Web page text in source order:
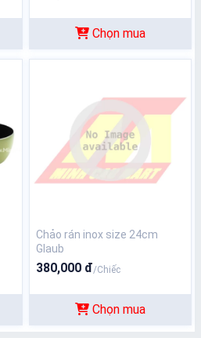
Chọn mua
Chảo rán inox size 24cm
Glaub
380,000 đ/Chiếc
Chọn mua